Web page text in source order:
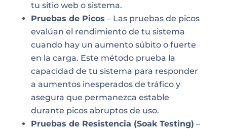
tu sitio web o sistema.
Pruebas de Picos – Las pruebas de picos
evalúan el rendimiento de tu sistema
cuando hay un aumento súbito o fuerte
en la carga. Este método prueba la
capacidad de tu sistema para responder
a aumentos inesperados de tráfico y
asegura que permanezca estable
durante picos abruptos de uso.
Pruebas de Resistencia (Soak Testing) –